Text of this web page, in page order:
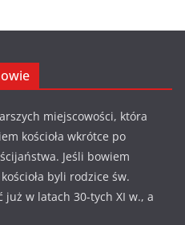
miejscowości, która
kościoła wkrótce po
Jeśli bowiem
byli rodzice św.
już w latach 30-tych XI w., a